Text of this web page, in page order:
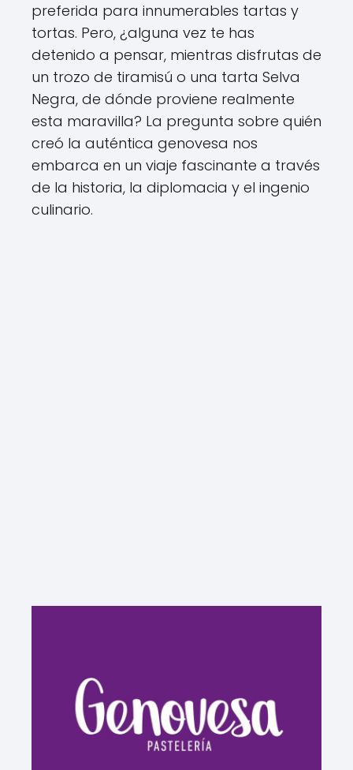
preferida para innumerables tartas y
tortas. Pero, ¿alguna vez te has
detenido a pensar, mientras disfrutas de
un trozo de tiramisú o una tarta Selva
Negra, de dónde proviene realmente
esta maravilla? La pregunta sobre quién
creó la auténtica genovesa nos
embarca en un viaje fascinante a través
de la historia, la diplomacia y el ingenio
culinario.